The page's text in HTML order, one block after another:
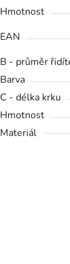
Hmotnost
EAN
B - průměr
Barva
C - délka krku
Hmotnost
Materiál